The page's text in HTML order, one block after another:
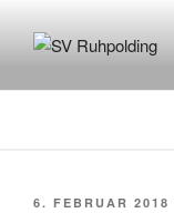
Inhalt
VERÖFFENTLICHT
6. FEBRUAR 2018